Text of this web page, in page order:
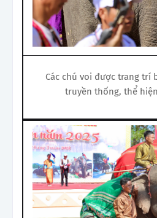
Các chú voi được trang trí
truyền thống, thể